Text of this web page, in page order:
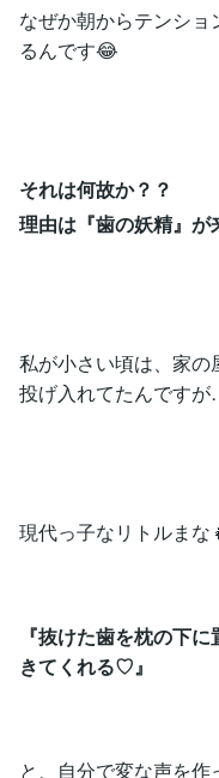
なぜか朝からテンシ
るんです😂
それは何故か？？
理由は『歯の妖精』が
私が小さい頃は、家
投げ入れてたんです
現代っ子なリトルまな
『抜けた歯を枕の下
きてくれる♡』
と、自分で変な声を